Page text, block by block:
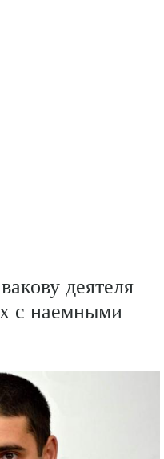
деятеля
с наемными